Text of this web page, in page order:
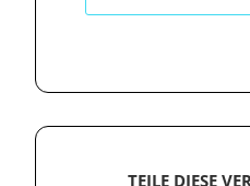
TEILE DIESE